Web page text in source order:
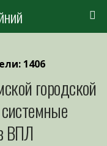
1406
городской
ВПЛ